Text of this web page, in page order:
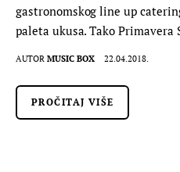
gastronomskog line up
paleta ukusa. Tako Primavera
AUTOR MUSIC BOX 22.04.2018.
PROČITAJ VIŠE